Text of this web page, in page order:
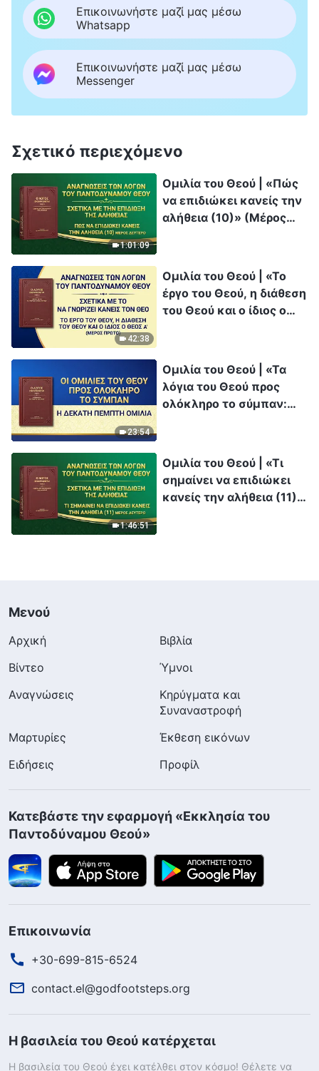
Επικοινωνήστε μαζί μας μέσω
Whatsapp
Επικοινωνήστε μαζί μας μέσω
Messenger
Σχετικό περιεχόμενο
1:01:09
Ομιλία του Θεού | «Πώς
να επιδιώκει κανείς την
αλήθεια (10)» (Μέρος
42:38
Ομιλία του Θεού | «Το
έργο του Θεού, η διάθεση
του Θεού και ο ίδιος ο
23:54
Ομιλία του Θεού | «Τα
λόγια του Θεού προς
ολόκληρο το σύμπαν:
1:46:51
Ομιλία του Θεού | «Τι
σημαίνει να επιδιώκει
κανείς την αλήθεια (11)»
Μενού
Αρχική
Βιβλία
Βίντεο
Ύμνοι
Αναγνώσεις
Κηρύγματα και
Συναναστροφή
Μαρτυρίες
Έκθεση εικόνων
Ειδήσεις
Προφίλ
Κατεβάστε την εφαρμογή «Εκκλησία του
Παντοδύναμου Θεού»
Επικοινωνία
+30-699-815-6524
contact.el@godfootsteps.org
Η βασιλεία του Θεού κατέρχεται
Η βασιλεία του Θεού έχει κατέλθει στον κόσμο! Θέλετε να